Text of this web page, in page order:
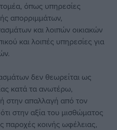
όπως υπηρεσίες
απορριμμάτων,
και λοιπών οικιακών
και λοιπές υπηρεσίες για
δεν θεωρείται ως
κατά τα ανωτέρω,
στην απαλλαγή από τον
στην αξία του μισθώματος
παροχές κοινής ωφέλειας,